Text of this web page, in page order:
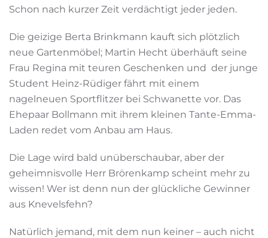
Schon nach kurzer Zeit verdächtigt jeder jeden.
Die geizige Berta Brinkmann kauft sich plötzlich
neue Gartenmöbel; Martin Hecht überhäuft seine
Frau Regina mit teuren Geschenken und der junge
Student Heinz-Rüdiger fährt mit einem
nagelneuen Sportflitzer bei Schwanette vor. Das
Ehepaar Bollmann mit ihrem kleinen Tante-Emma-
Laden redet vom Anbau am Haus.
Die Lage wird bald unüberschaubar, aber der
geheimnisvolle Herr Brörenkamp scheint mehr zu
wissen! Wer ist denn nun der glückliche Gewinner
aus Knevelsfehn?
Natürlich jemand, mit dem nun keiner – auch nicht